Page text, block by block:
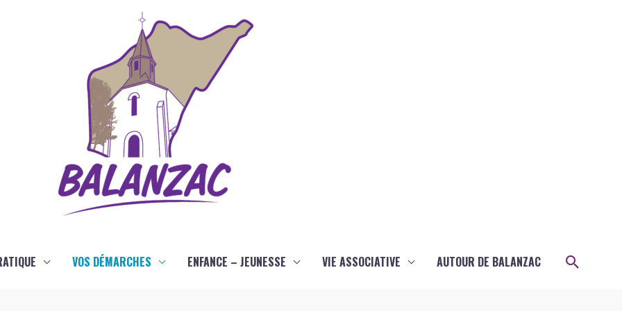
VOS DÉMARCHES ENFANCE – JEUNESSE VIE ASSOCIATIVE AUTOUR DE BALANZAC